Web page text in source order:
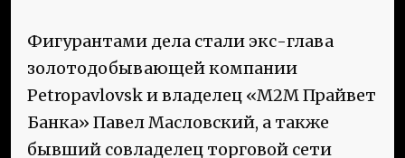
Фигурантами дела стали экс-глава
золотодобывающей компании
Petropavlovsk и владелец «М2М Прайвет
Банка» Павел Масловский, а также
бывший совладелец торговой сети